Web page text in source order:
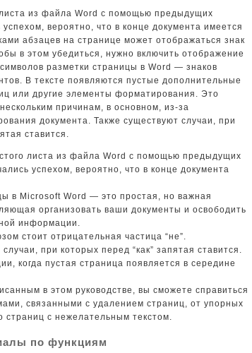
из файла Word с помощью предыдущих
вероятно, что в конце документа имеется
абзацев на странице может отображаться знак
в этом убедиться, нужно включить отображение
разметки страницы в Word — знаков
В тексте появляются пустые дополнительные
или другие элементы форматирования. Это
причинам, в основном, из-за
документа. Также существуют случаи, при
ставится.
листа из файла Word с помощью предыдущих
успехом, вероятно, что в конце документа
в Microsoft Word — это простая, но важная
организовать ваши документы и освободить
информации.
стоит отрицательная частица “не”.
при которых перед “как” запятая ставится.
когда пустая страница появляется в середине
в этом руководстве, вы сможете справиться
связанными с удалением страниц, от упорных
страниц с нежелательным текстом.
по функциям